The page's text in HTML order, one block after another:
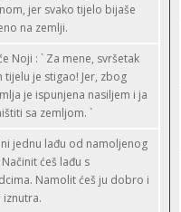
jer svako tijelo bijaše
na zemlji.
Noji : ` Za mene, svršetak
tijelu je stigao! Jer, zbog
je ispunjena nasiljem i ja
sa zemljom. `
jednu lađu od namoljenog
ćeš lađu s
Namolit ćeš ju dobro i
iznutra.